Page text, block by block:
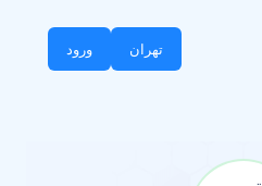
تهران ورود